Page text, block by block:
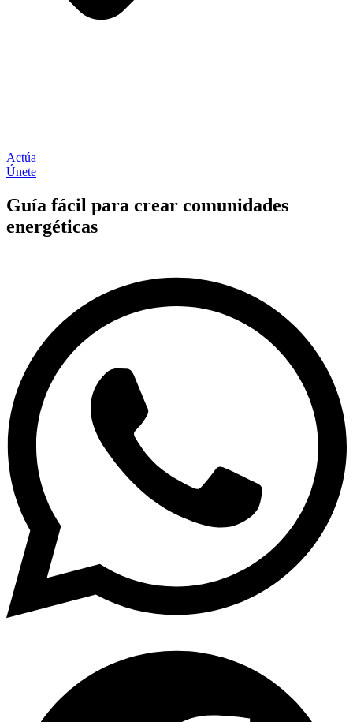
Actúa
Únete
Guía fácil para crear comunidades
energéticas